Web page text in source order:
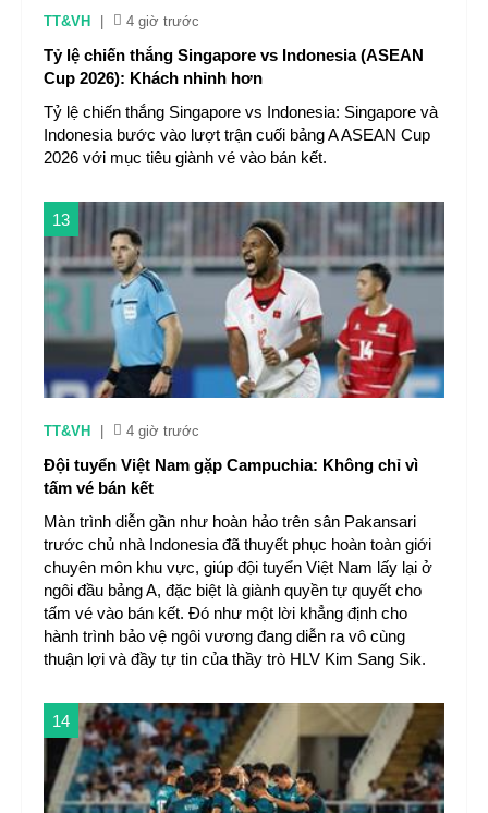
TT&VH 4 giờ trước
Tỷ lệ chiến thắng Singapore vs Indonesia (ASEAN
Cup 2026): Khách nhỉnh hơn
Tỷ lệ chiến thắng Singapore vs Indonesia: Singapore và
Indonesia bước vào lượt trận cuối bảng A ASEAN Cup
2026 với mục tiêu giành vé vào bán kết.
13
TT&VH 4 giờ trước
Đội tuyển Việt Nam gặp Campuchia: Không chỉ vì
tấm vé bán kết
Màn trình diễn gần như hoàn hảo trên sân Pakansari
trước chủ nhà Indonesia đã thuyết phục hoàn toàn giới
chuyên môn khu vực, giúp đội tuyển Việt Nam lấy lại ở
ngôi đầu bảng A, đặc biệt là giành quyền tự quyết cho
tấm vé vào bán kết. Đó như một lời khẳng định cho
hành trình bảo vệ ngôi vương đang diễn ra vô cùng
thuận lợi và đầy tự tin của thầy trò HLV Kim Sang Sik.
14